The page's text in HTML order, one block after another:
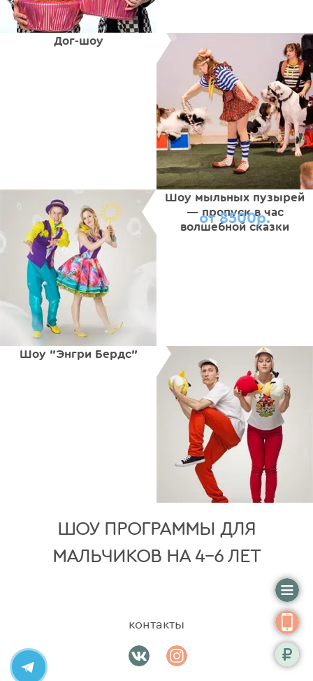
Дог-шоу
Шоу мыльных пузырей
— пропуск в час
волшебной сказки
от 8500р.
Шоу "Энгри Бердс"
ШОУ ПРОГРАММЫ ДЛЯ
МАЛЬЧИКОВ НА 4-6 ЛЕТ
контакты